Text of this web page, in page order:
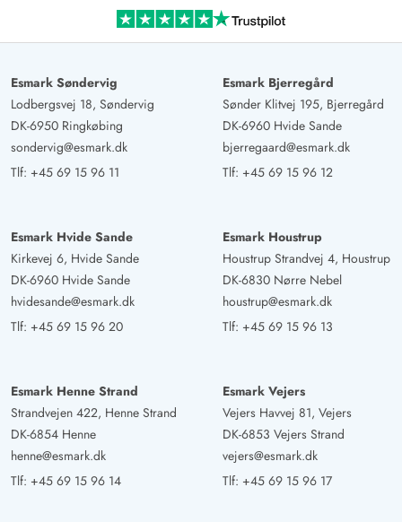
Esmark Søndervig
Lodbergsvej 18, Søndervig
DK-6950 Ringkøbing
sondervig@esmark.dk
Tlf: +45 69 15 96 11
Esmark Bjerregård
Sønder Klitvej 195, Bjerregård
DK-6960 Hvide Sande
bjerregaard@esmark.dk
Tlf: +45 69 15 96 12
Esmark Hvide Sande
Kirkevej 6, Hvide Sande
DK-6960 Hvide Sande
hvidesande@esmark.dk
Tlf: +45 69 15 96 20
Esmark Houstrup
Houstrup Strandvej 4, Houstrup
DK-6830 Nørre Nebel
houstrup@esmark.dk
Tlf: +45 69 15 96 13
Esmark Henne Strand
Strandvejen 422, Henne Strand
DK-6854 Henne
henne@esmark.dk
Tlf: +45 69 15 96 14
Esmark Vejers
Vejers Havvej 81, Vejers
DK-6853 Vejers Strand
vejers@esmark.dk
Tlf: +45 69 15 96 17